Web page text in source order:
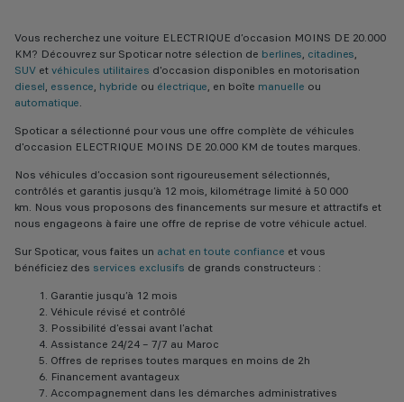
Vous recherchez une voiture ELECTRIQUE d’occasion MOINS DE 20.000
KM? Découvrez sur Spoticar notre sélection de berlines, citadines,
SUV etvéhicules utilitaires d'occasion disponibles en motorisation
diesel, essence, hybride ou électrique, en boîte manuelle ou
automatique.
Spoticar a sélectionné pour vous une offre complète de véhicules
d'occasion ELECTRIQUE MOINS DE 20.000 KM de toutes marques.
Nos véhicules d’occasion sont rigoureusement sélectionnés,
contrôlés et garantis jusqu’à 12 mois, kilométrage limité à 50 000
km. Nous vous proposons des financements sur mesure et attractifs et
nous engageons à faire une offre de reprise de votre véhicule actuel.
Sur Spoticar, vous faites un achat en toute confiance et vous
bénéficiez des services exclusifs de grands constructeurs :
Garantie jusqu’à 12 mois
Véhicule révisé et contrôlé
Possibilité d’essai avant l’achat
Assistance 24/24 – 7/7 au Maroc
Offres de reprises toutes marques en moins de 2h
Financement avantageux
Accompagnement dans les démarches administratives